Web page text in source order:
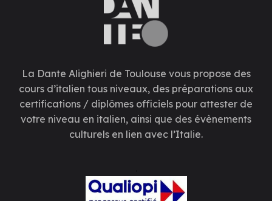
La Dante Alighieri de Toulouse vous propose des
cours d’italien tous niveaux, des préparations aux
certifications / diplômes officiels pour attester de
votre niveau en italien, ainsi que des évènements
culturels en lien avec l’Italie.